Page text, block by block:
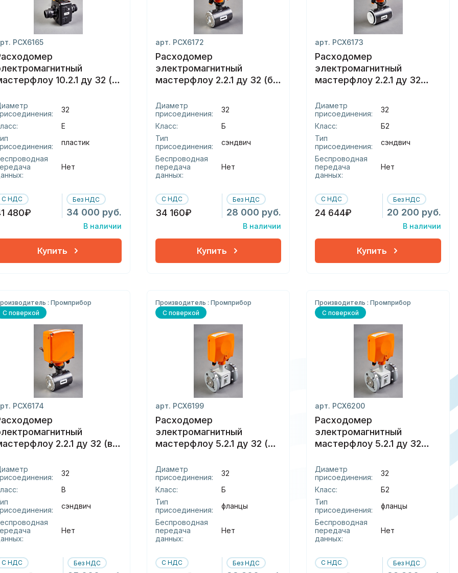
РСХ6165
10.2.1 ду 32 (е)
32
Е
пластик
Нет
С НДС
480₽
Без НДС
34 000 руб.
В наличии
Купить
арт. РСХ6172
Расходомер
электромагнитный
мастерфлоу 2.2.1 ду 32 (б)
Диаметр
присоединения:
32
Класс:
Б
Тип
присоединения:
сэндвич
Беспроводная
передача
данных:
Нет
С НДС
34 160₽
Без НДС
28 000 руб.
В наличии
Купить
арт. РСХ6173
Расходомер
электромагнитный
мастерфлоу 2.2.1 ду 32
Диаметр
присоединения:
32
Класс:
Б2
Тип
присоединения:
сэндвич
Беспроводная
передача
данных:
Нет
С НДС
24 644₽
Без НДС
20 200 руб.
В наличии
Купить
: Промприбор
С поверкой
РСХ6174
2.2.1 ду 32 (в)
32
В
сэндвич
Нет
С НДС Без НДС
Производитель : Промприбор
С поверкой
арт. РСХ6199
Расходомер
электромагнитный
мастерфлоу 5.2.1 ду 32 (б)
Диаметр
присоединения:
32
Класс:
Б
Тип
присоединения:
фланцы
Беспроводная
передача
данных:
Нет
С НДС Без НДС
Производитель : Промприбор
С поверкой
арт. РСХ6200
Расходомер
электромагнитный
мастерфлоу 5.2.1 ду 32
Диаметр
присоединения:
32
Класс:
Б2
Тип
присоединения:
фланцы
Беспроводная
передача
данных:
Нет
С НДС Без НДС